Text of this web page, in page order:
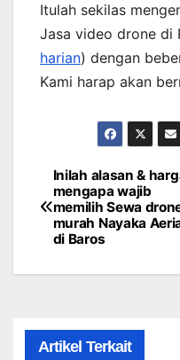
Itulah sekilas
Jasa video drone di
harian) dengan
Kami harap akan
Post
navigation
Inilah alasan &
mengapa wajib
memilih Sewa
murah Nayaka
di Baros
Artikel Terkait